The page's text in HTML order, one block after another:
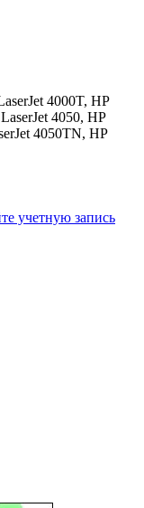
4000T, HP
4050, HP
4050TN, HP
учетную запись